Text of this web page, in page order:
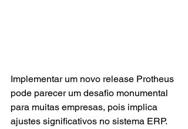
Implementar um novo release Protheus
pode parecer um desafio monumental
para muitas empresas, pois implica
ajustes significativos no sistema ERP.